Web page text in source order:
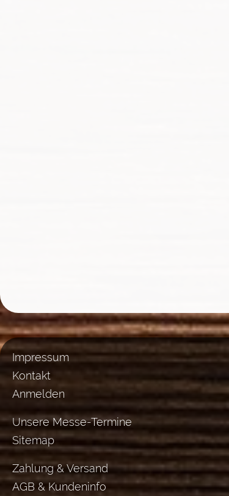
Impressum
Kontakt
Anmelden
Unsere Messe-Termine
Sitemap
Zahlung & Versand
AGB & Kundeninfo